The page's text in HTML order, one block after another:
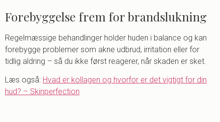
Forebyggelse frem for brandslukning
Regelmæssige behandlinger holder huden i balance og kan
forebygge problemer som akne udbrud, irritation eller for
tidlig aldring – så du ikke først reagerer, når skaden er sket.
Læs også: Hvad er kollagen og hvorfor er det vigtigt for din
hud? – Skinperfection